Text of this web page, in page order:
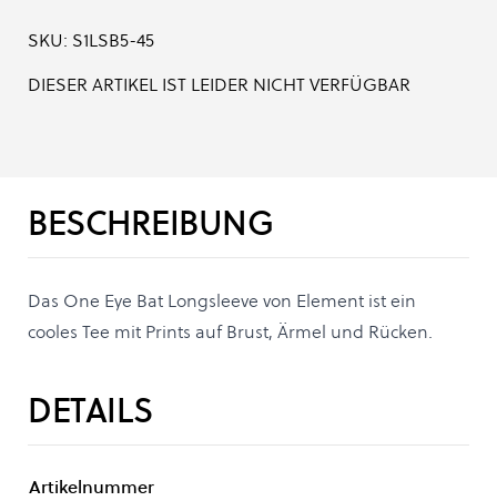
SKU: S1LSB5-45
DIESER ARTIKEL IST LEIDER NICHT VERFÜGBAR
BESCHREIBUNG
Das One Eye Bat Longsleeve von Element ist ein
cooles Tee mit Prints auf Brust, Ärmel und Rücken.
DETAILS
Artikelnummer